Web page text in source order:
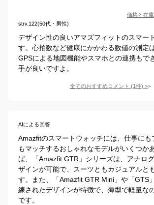
価格と在
strv.122(50代・男性)
デザイン性の良いアマズフィットのスマー
す。心拍数など健康にかかわる数値の測定
GPSによる地図機能やスマホとの連携もで
手が良いですよ。
全てのおすすめコメント (1件) >
AIによる回答
Amazfitのスマートウォッチには、仕事にも
もマッチするおしゃれなモデルがいくつか
ば、「Amazfit GTR」シリーズは、アナロ
ザインが可能で、スーツともカジュアルと
す。また、「Amazfit GTR Mini」や「GTS
練されたデザインが特徴で、薄型で軽量な
です。